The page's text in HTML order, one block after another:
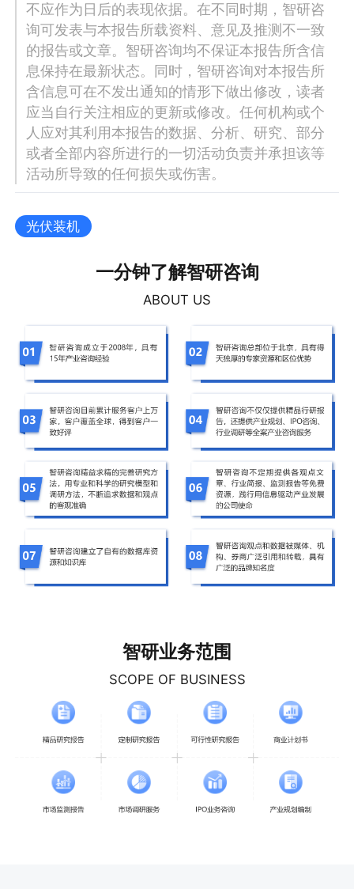
不应作为日后的表现依据。在不同时期，智研咨
询可发表与本报告所载资料、意见及推测不一致
的报告或文章。智研咨询均不保证本报告所含信
息保持在最新状态。同时，智研咨询对本报告所
含信息可在不发出通知的情形下做出修改，读者
应当自行关注相应的更新或修改。任何机构或个
人应对其利用本报告的数据、分析、研究、部分
或者全部内容所进行的一切活动负责并承担该等
活动所导致的任何损失或伤害。
光伏装机
一分钟了解智研咨询
ABOUT US
智研业务范围
SCOPE OF BUSINESS